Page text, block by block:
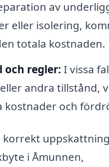
av
eller isolering,
totala kostnaden.
och regler: I vissa
andra tillstånd,
kostnader och
korrekt
i Åmunnen,